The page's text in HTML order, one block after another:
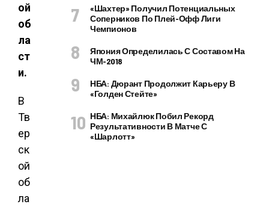
ой
об
ла
ст
и.
В
Тв
ер
ск
ой
об
ла
«Шахтер» Получил Потенциальных
Соперников По Плей-Офф Лиги
Чемпионов
Япония Определилась С Составом На
ЧМ-2018
НБА: Дюрант Продолжит Карьеру В
«Голден Стейте»
НБА: Михайлюк Побил Рекорд
Результативности В Матче С
«Шарлотт»